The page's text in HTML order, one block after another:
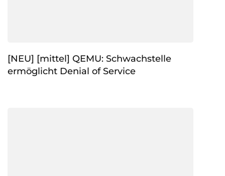
[NEU] [mittel] QEMU: Schwachstelle
ermöglicht Denial of Service